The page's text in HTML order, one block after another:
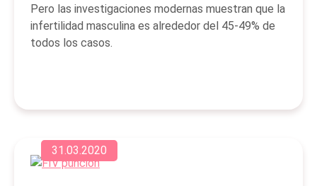
Pero las investigaciones modernas muestran que la
infertilidad masculina es alrededor del 45-49% de
todos los casos.
31.03.2020